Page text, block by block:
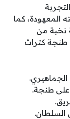
المعهودة، كما
نخبة من
طنجة كتراث
على طنجة.
السلطان.